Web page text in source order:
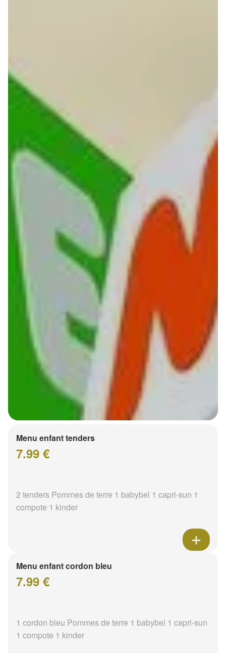
Menu enfant tenders
7.99 €
2 tenders Pommes de terre 1 babybel 1 capri-sun 1
compote 1 kinder
Menu enfant cordon bleu
7.99 €
1 cordon bleu Pommes de terre 1 babybel 1 capri-sun
1 compote 1 kinder